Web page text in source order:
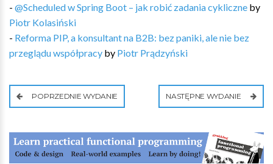
- @Scheduled w Spring Boot – jak robić zadania cykliczne by
Piotr Kolasiński
- Reforma PIP, a konsultant na B2B: bez paniki, ale nie bez
przeglądu współpracy by Piotr Prądzyński
POPRZEDNIE WYDANIE NASTĘPNE WYDANIE